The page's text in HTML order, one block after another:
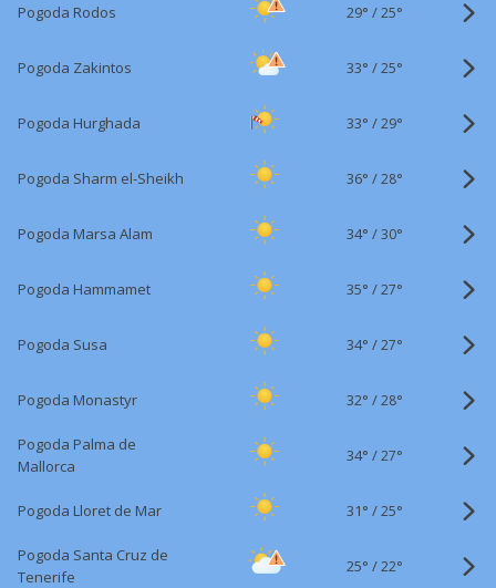
Pogoda Rodos 29° /25°
Pogoda Zakintos 33° /25°
Pogoda Hurghada 33° /29°
Pogoda Sharm el-Sheikh 36° /28°
Pogoda Marsa Alam 34° /30°
Pogoda Hammamet 35° /27°
Pogoda Susa 34° /27°
Pogoda Monastyr 32° /28°
Pogoda Palma de
Mallorca
34° /27°
Pogoda Lloret de Mar 31° /25°
Pogoda Santa Cruz de
Tenerife
25° /22°